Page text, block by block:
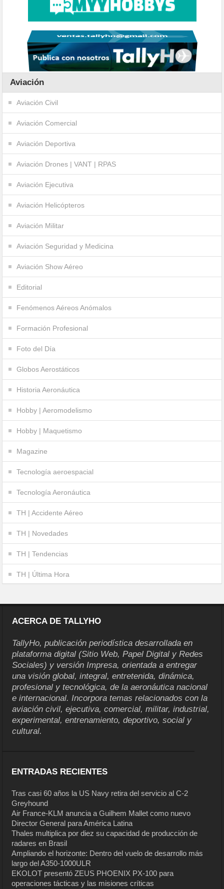
Aviación
Aviación Civil
Aviación Comercial
Aviación Deportiva
Aviación Drones | VANT | RPAS
Aviación Ejecutiva
Aviación Helicópteros
Aviación Militar
Aviación Seguridad y Medicina
Aviación Show Aéreo
Editorial
Fenómenos Aéreos Anómalos
Formación Profesional
Foto del Día
Globos Aerostáticos
Historia Aeronáutica
Hobby | Aeromodelismo
Hobby | Maquetismo
Magazine
Tecnología aeroespacial
Tecnología Aeronáutica
TH | Accidente Aéreo
TH | Novedades
TH | Tendencias
TH | Última Hora
ACERCA DE TALLYHO
TallyHo, publicación periodística desarrollada en
plataforma digital (Sitio Web, Papel Digital y Redes
Sociales) y versión Impresa, orientada a entregar
una visión global, integral, entretenida, dinámica,
profesional y tecnológica, de la aeronáutica nacional
e internacional. Incorpora temas relacionados con la
aviación civil, ejecutiva, comercial, militar, industrial,
experimental, entrenamiento, deportivo, social y
cultural.
ENTRADAS RECIENTES
Tras casi 60 años la US Navy retira del servicio al C-2
Greyhound
Air France-KLM anuncia a Guilhem Mallet como nuevo
Director General para América Latina
Thales multiplica por diez su capacidad de producción de
radares en Brasil
Ampliando el horizonte: Dentro del vuelo de desarrollo más
largo del A350-1000ULR
EKOLOT presentó ZEUS PHOENIX PX-100 para
operaciones tácticas y las misiones críticas